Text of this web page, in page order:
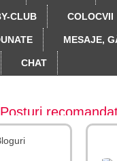
CLUB COLOCVII
MESAJE,
CHAT
Posturi